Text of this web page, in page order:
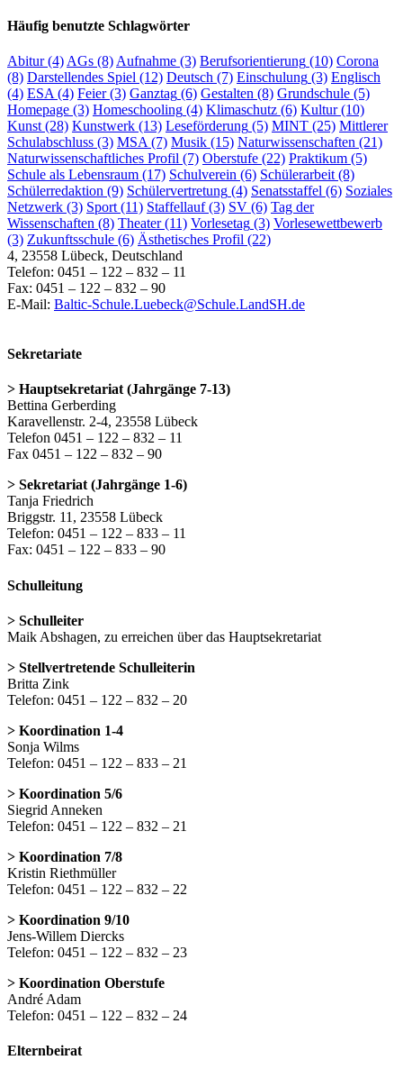
Häufig benutzte Schlagwörter
Abitur(4) AGs (8) Aufnahme (3) Berufsorientierung (10) Corona
(8) Darstellendes Spiel (12) Deutsch (7) Einschulung (3) Englisch
(4) ESA (4) Feier(3) Ganztag (6) Gestalten (8) Grundschule (5)
Homepage (3) Homeschooling (4) Klimaschutz (6) Kultur(10)
Kunst (28) Kunstwerk (13) Leseförderung (5) MINT (25) Mittlerer
Schulabschluss (3) MSA (7) Musik (15) Naturwissenschaften (21)
Naturwissenschaftliches Profil (7) Oberstufe (22) Praktikum (5)
Schule als Lebensraum (17) Schulverein (6) Schülerarbeit (8)
Schülerredaktion (9) Schülervertretung (4) Senatsstaffel (6) Soziales
Netzwerk (3) Sport (11) Staffellauf(3) SV (6) Tag der
Wissenschaften (8) Theater(11) Vorlesetag (3) Vorlesewettbewerb
(3) Zukunftsschule (6) Ästhetisches Profil (22)
4, 23558 Lübeck, Deutschland
Telefon: 0451 – 122 – 832 – 11
Fax: 0451 – 122 – 832 – 90
E-Mail: Baltic-Schule.Luebeck@Schule.LandSH.de
Sekretariate
> Hauptsekretariat (Jahrgänge 7-13)
Bettina Gerberding
Karavellenstr. 2-4, 23558 Lübeck
Telefon 0451 – 122 – 832 – 11
Fax 0451 – 122 – 832 – 90
> Sekretariat (Jahrgänge 1-6)
Tanja Friedrich
Briggstr. 11, 23558 Lübeck
Telefon: 0451 – 122 – 833 – 11
Fax: 0451 – 122 – 833 – 90
Schulleitung
> Schulleiter
Maik Abshagen, zu erreichen über das Hauptsekretariat
> Stellvertretende Schulleiterin
Britta Zink
Telefon: 0451 – 122 – 832 – 20
> Koordination 1-4
Sonja Wilms
Telefon: 0451 – 122 – 833 – 21
> Koordination 5/6
Siegrid Anneken
Telefon: 0451 – 122 – 832 – 21
> Koordination 7/8
Kristin Riethmüller
Telefon: 0451 – 122 – 832 – 22
> Koordination 9/10
Jens-Willem Diercks
Telefon: 0451 – 122 – 832 – 23
> Koordination Oberstufe
André Adam
Telefon: 0451 – 122 – 832 – 24
Elternbeirat